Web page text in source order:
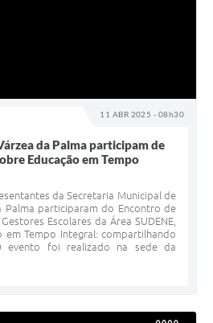
11 ABR 2025 - 08h30
da Palma participam de
Educação em Tempo
da Secretaria Municipal de
Palma participaram do Encontro de
Escolares da Área SUDENE,
em Tempo Integral: compartilhando
evento foi realizado na sede da